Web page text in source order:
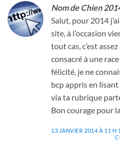
Nom de Chien
Salut, pour 2014
site, à l’occasion
tout cas, c’est
consacré à une
félicité, je ne
bcp appris en
via ta rubrique
Bon courage pour
13 JANVIER 2014 À 11 H